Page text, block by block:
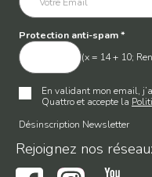
Protection anti-spam*
(x = 14 + 10;
En validant mon email,
Quattro et accepte la
Désinscription Newsletter
Rejoignez nos